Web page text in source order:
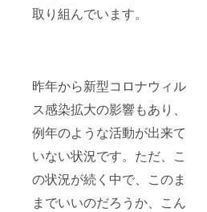
取り組んでいます。
昨年から新型コロナウィル
ス感染拡大の影響もあり、
例年のような活動が出来て
いない状況です。ただ、こ
の状況が続く中で、このま
までいいのだろうか、こん